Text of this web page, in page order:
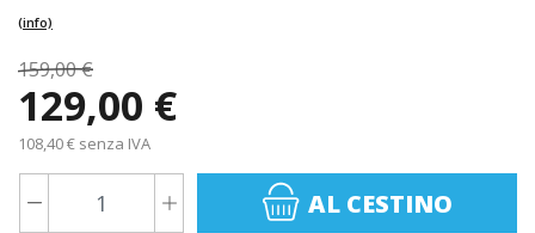
(info)
159,00 €
129,00 €
108,40 € senza IVA
AL CESTINO